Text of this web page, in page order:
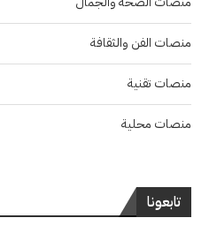
منصات الفن والثقافة
منصات تقنية
منصات محلية
تابعونا